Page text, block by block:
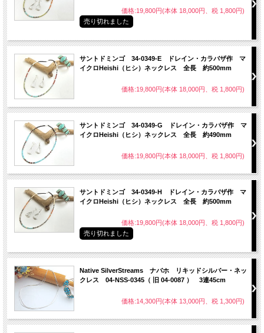
価格:19,800円(本体 18,000円、税 1,800円)
売り切れました
サントドミンゴ 34-0349-E ドレイン・カラバザ作 マ
イクロHeishi（ヒシ）ネックレス 全長 約500mm
価格:19,800円(本体 18,000円、税 1,800円)
サントドミンゴ 34-0349-G ドレイン・カラバザ作 マ
イクロHeishi（ヒシ）ネックレス 全長 約490mm
価格:19,800円(本体 18,000円、税 1,800円)
サントドミンゴ 34-0349-H ドレイン・カラバザ作 マ
イクロHeishi（ヒシ）ネックレス 全長 約500mm
価格:19,800円(本体 18,000円、税 1,800円)
売り切れました
Native SilverStreams ナバホ リキッドシルバー・ネッ
クレス 04-NSS-0345（ 旧 04-0087 ） 3連45cm
価格:14,300円(本体 13,000円、税 1,300円)